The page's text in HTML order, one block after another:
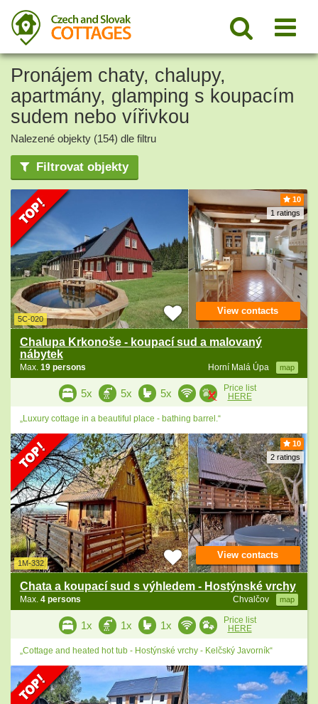
Pronájem chaty, chalupy,
apartmány, glamping s koupacím
sudem nebo vířivkou
Nalezené objekty (154) dle filtru
Filtrovat objekty
10
1 ratings
5C-020
Chalupa Krkonoše - koupací sud a malovaný
nábytek
Horní Malá Úpa map
Max. 19 persons
View contacts
5x 5x 5x
Price list
HERE
„Luxury cottage in a beautiful place - bathing barrel.“
10
2 ratings
1M-332
Chata a koupací sud s výhledem - Hostýnské vrchy
Chvalčov map
Max. 4 persons
View contacts
1x 1x 1x
Price list
HERE
„Cottage and heated hot tub - Hostýnské vrchy - Kelčský Javorník“